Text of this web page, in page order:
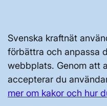
Svenska kraftnät
förbättra och anpassa
webbplats. Genom att
accepterar du
mer om kakor och hur
Svenska kraftnät,
Sundbyberg
Tel: 010-475 80 00
E-post: